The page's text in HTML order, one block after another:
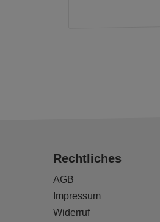
Rechtliches
AGB
Impressum
Widerruf